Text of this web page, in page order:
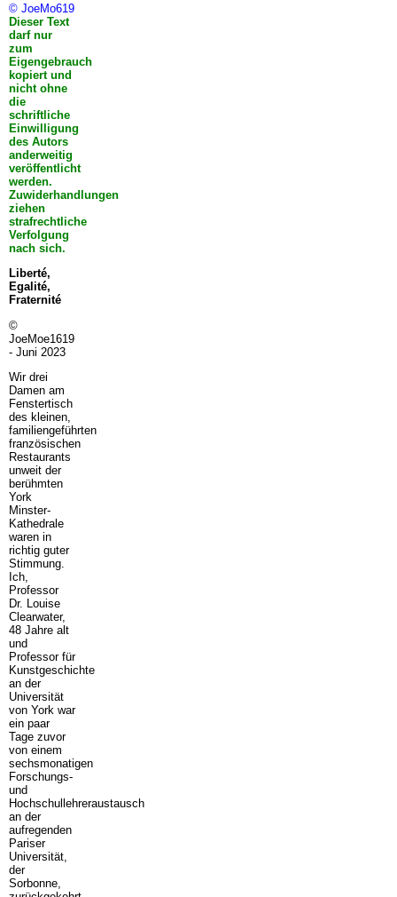
© JoeMo619
Dieser Text
darf nur
zum
Eigengebrauch
kopiert und
nicht ohne
die
schriftliche
Einwilligung
des Autors
anderweitig
veröffentlicht
werden.
Zuwiderhandlungen
ziehen
strafrechtliche
Verfolgung
nach sich.
Liberté,
Egalité,
Fraternité
©
JoeMoe1619
- Juni 2023
Wir drei
Damen am
Fenstertisch
des kleinen,
familiengeführten
französischen
Restaurants
unweit der
berühmten
York
Minster-
Kathedrale
waren in
richtig guter
Stimmung.
Ich,
Professor
Dr. Louise
Clearwater,
48 Jahre alt
und
Professor für
Kunstgeschichte
an der
Universität
von York war
ein paar
Tage zuvor
von einem
sechsmonatigen
Forschungs-
und
Hochschullehreraustausch
an der
aufregenden
Pariser
Universität,
der
Sorbonne,